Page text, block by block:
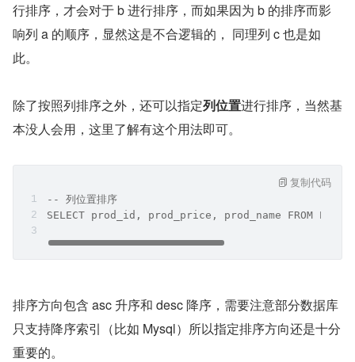
行排序，才会对于 b 进行排序，而如果因为 b 的排序而影
响列 a 的顺序，显然这是不合逻辑的， 同理列 c 也是如
此。
除了按照列排序之外，还可以指定列位置进行排序，当然基
本没人会用，这里了解有这个用法即可。
-- 列位置排序
SELECT prod_id, prod_price, prod_name FROM
复制代码
排序方向包含 asc 升序和 desc 降序，需要注意部分数据库
只支持降序索引（比如 Mysql）所以指定排序方向还是十分
重要的。